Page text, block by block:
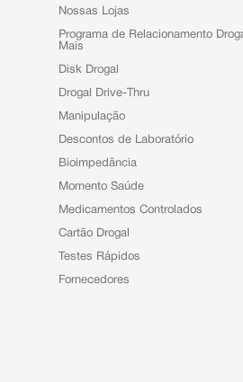
Nossas Lojas
Programa de Relacionamento
Mais
Disk Drogal
Drogal Drive-Thru
Manipulação
Descontos de Laboratório
Bioimpedância
Momento Saúde
Medicamentos Controlados
Cartão Drogal
Testes Rápidos
Fornecedores